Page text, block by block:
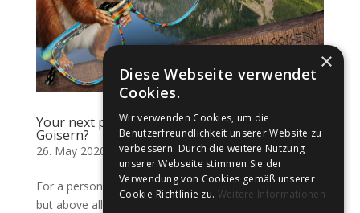
Your next pair of glasses: why Johann von
Goisern?
26. May 2020 Information
For a person wearing glasses, they are not just a tool,
but above all a fashion accessory in the field of vision
×
Diese Webseite verwendet
Cookies.
Wir verwenden Cookies, um die
Benutzerfreundlichkeit unserer Website zu
verbessern. Durch die weitere Nutzung
unserer Webseite stimmen Sie der
Verwendung von Cookies gemäß unserer
Cookie-Richtlinie zu. Weitere Informationen